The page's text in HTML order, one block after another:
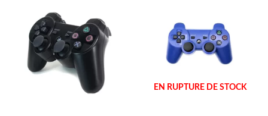
EN RUPTURE DE STOCK